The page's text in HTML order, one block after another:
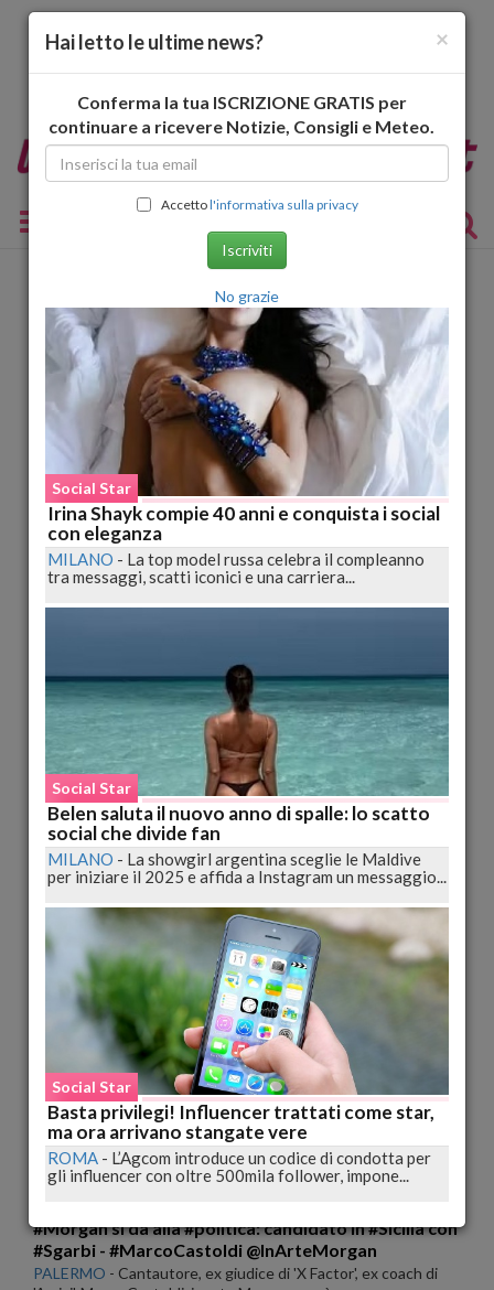
Toggle navigation
Palermo
Social Star
Morgan sotto accusa: Insulti shock al concerto,
seguite dalle scuse
Social Star
Diletta Leotta, in Attesa della Bambina: Scatti di
Gravidanza che Scatenano Polemiche tra i Follower
PALERMO -Diletta Leotta, la nota conduttrice di Dazn, è in
attesa della sua prima bambina, prevista per il...
pubblicato il 29/07/2023 23:06
Gossip
#Morgan si dà alla #politica: candidato in #Sicilia con
#Sgarbi - #MarcoCastoldi @InArteMorgan
PALERMO - Cantautore, ex giudice di 'X Factor', ex coach di
×
Hai letto le ultime news?
Conferma la tua ISCRIZIONE GRATIS per
continuare a ricevere Notizie, Consigli e Meteo.
Accettol'informativa sulla privacy
Iscriviti
No grazie
Social Star
Irina Shayk compie 40 anni e conquista i social
con eleganza
MILANO - La top model russa celebra il compleanno
tra messaggi, scatti iconici e una carriera...
Social Star
Belen saluta il nuovo anno di spalle: lo scatto
social che divide fan
MILANO - La showgirl argentina sceglie le Maldive
per iniziare il 2025 e affida a Instagram un messaggio...
Social Star
Basta privilegi! Influencer trattati come star,
ma ora arrivano stangate vere
ROMA - L’Agcom introduce un codice di condotta per
gli influencer con oltre 500mila follower, impone...